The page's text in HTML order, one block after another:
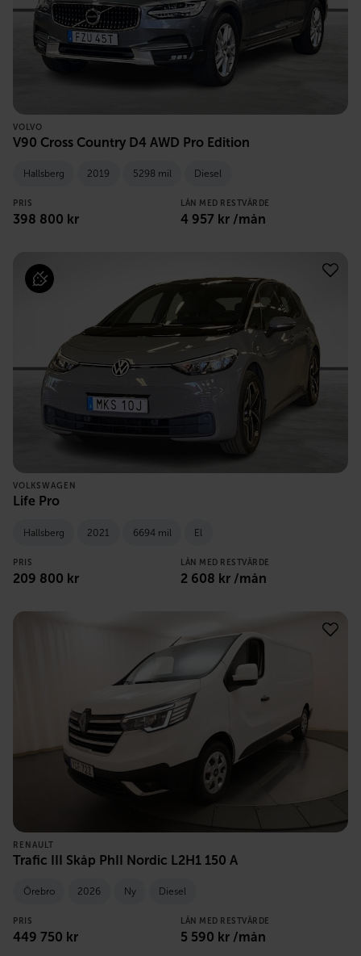
VOLVO
V90 Cross Country D4 AWD Pro Edition
Hallsberg 2019 5298 mil Diesel
PRIS
398 800 kr
LÅN MED RESTVÄRDE
4 957 kr /mån
VOLKSWAGEN
Life Pro
Hallsberg 2021 6694 mil El
PRIS
209 800 kr
LÅN MED RESTVÄRDE
2 608 kr /mån
RENAULT
Trafic III Skåp PhII Nordic L2H1 150 A
Örebro 2026 Ny Diesel
PRIS
449 750 kr
LÅN MED RESTVÄRDE
5 590 kr /mån